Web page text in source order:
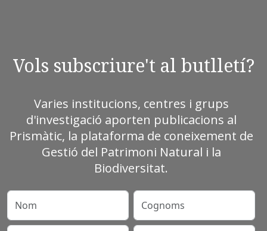
Vols subscriure't al butlletí?
Varies institucions, centres i grups
d'investigació aporten publicacions al
Prismàtic, la plataforma de coneixement de
Gestió del Patrimoni Natural i la
Biodiversitat.
Nom Cognoms